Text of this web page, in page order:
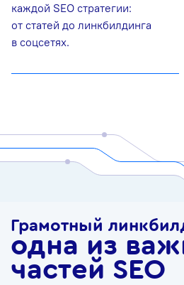
каждой SEO стратегии:
от статей до линкбилдинга
в соцсетях.
Грамотный
одна из
частей SEO